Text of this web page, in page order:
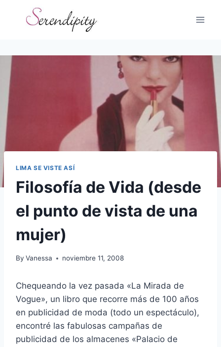
LIMA SE VISTE ASÍ
Filosofía de Vida (desde
el punto de vista de una
mujer)
By Vanessa noviembre 11, 2008
Chequeando la vez pasada «La Mirada de
Vogue», un libro que recorre más de 100 años
en publicidad de moda (todo un espectáculo),
encontré las fabulosas campañas de
publicidad de los almacenes «Palacio de